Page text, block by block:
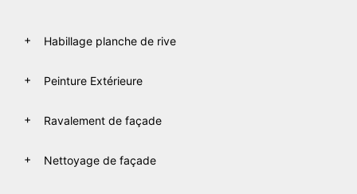
Habillage planche de rive
Peinture Extérieure
Ravalement de façade
Nettoyage de façade